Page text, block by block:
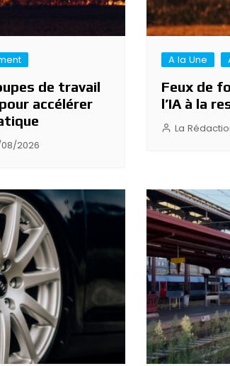
de travail
accélérer
2026
A la Une
Feux de
l’IA à la
La